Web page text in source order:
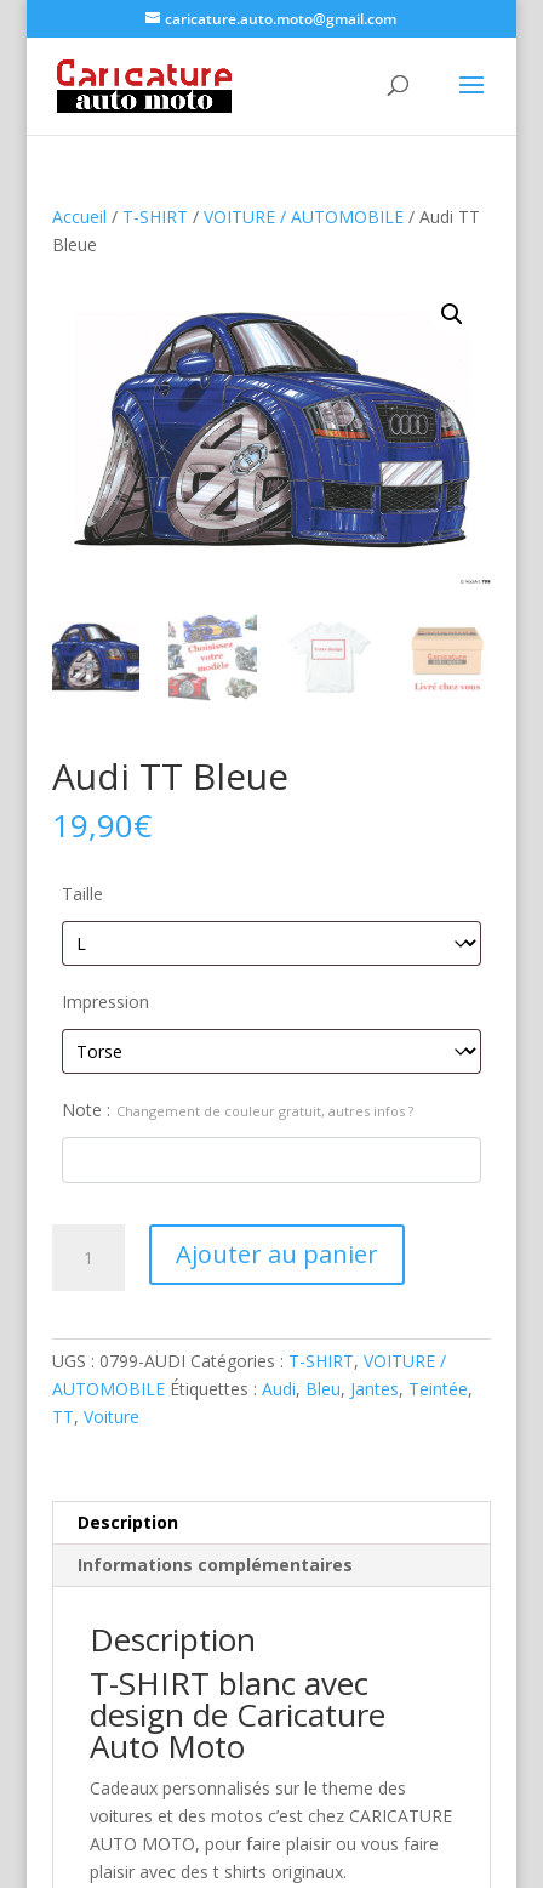
caricature.auto.moto@gmail.com
Accueil / T-SHIRT / VOITURE / AUTOMOBILE/ Audi TT
Bleue
Audi TT Bleue
19,90€
Taille
Impression
Note : Changement de couleur gratuit, autres infos ?
Ajouter au panier
UGS : 0799-AUDI Catégories : T-SHIRT, VOITURE /
AUTOMOBILE Étiquettes : Audi, Bleu, Jantes, Teintée,
TT, Voiture
Description
Informations complémentaires
Description
T-SHIRT blanc avec
design de Caricature
Auto Moto
Cadeaux personnalisés sur le theme des
voitures et des motos c’est chez CARICATURE
AUTO MOTO, pour faire plaisir ou vous faire
plaisir avec des t shirts originaux.